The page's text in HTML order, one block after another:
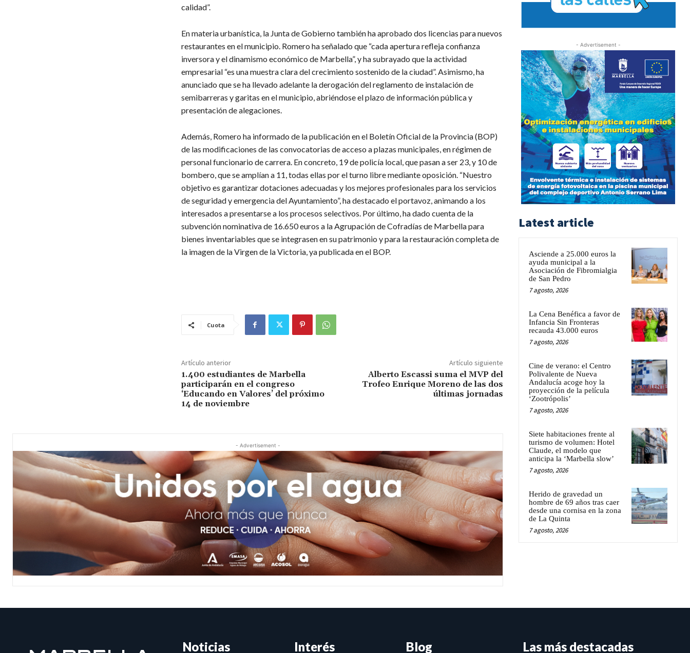
calidad”.
En materia urbanística, la Junta de Gobierno también ha aprobado dos licencias para nuevos
restaurantes en el municipio. Romero ha señalado que “cada apertura refleja confianza
inversora y el dinamismo económico de Marbella”, y ha subrayado que la actividad
empresarial “es una muestra clara del crecimiento sostenido de la ciudad”. Asimismo, ha
anunciado que se ha llevado adelante la derogación del reglamento de instalación de
semibarreras y garitas en el municipio, abriéndose el plazo de información pública y
presentación de alegaciones.
Además, Romero ha informado de la publicación en el Boletín Oficial de la Provincia (BOP)
de las modificaciones de las convocatorias de acceso a plazas municipales, en régimen de
personal funcionario de carrera. En concreto, 19 de policía local, que pasan a ser 23, y 10 de
bombero, que se amplían a 11, todas ellas por el turno libre mediante oposición. “Nuestro
objetivo es garantizar dotaciones adecuadas y los mejores profesionales para los servicios
de seguridad y emergencia del Ayuntamiento”, ha destacado el portavoz, animando a los
interesados a presentarse a los procesos selectivos. Por último, ha dado cuenta de la
subvención nominativa de 16.650 euros a la Agrupación de Cofradías de Marbella para
bienes inventariables que se integrasen en su patrimonio y para la restauración completa de
la imagen de la Virgen de la Victoria, ya publicada en el BOP.
Cuota
Artículo anterior
1.400 estudiantes de Marbella
participarán en el congreso
‘Educando en Valores’ del próximo
14 de noviembre
Artículo siguiente
Alberto Escassi suma el MVP del
Trofeo Enrique Moreno de las dos
últimas jornadas
- Advertisement -
- Advertisement -
Latest article
Asciende a 25.000 euros la
ayuda municipal a la
Asociación de Fibromialgia
de San Pedro
7 agosto, 2026
La Cena Benéfica a favor de
Infancia Sin Fronteras
recauda 43.000 euros
7 agosto, 2026
Cine de verano: el Centro
Polivalente de Nueva
Andalucía acoge hoy la
proyección de la película
‘Zootrópolis’
7 agosto, 2026
Siete habitaciones frente al
turismo de volumen: Hotel
Claude, el modelo que
anticipa la ‘Marbella slow’
7 agosto, 2026
Herido de gravedad un
hombre de 69 años tras caer
desde una cornisa en la zona
de La Quinta
7 agosto, 2026
Noticias Interés Blog Las más destacadas